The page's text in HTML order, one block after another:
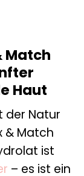
Match
Haut
der Natur
& Match
ist
– es ist ein